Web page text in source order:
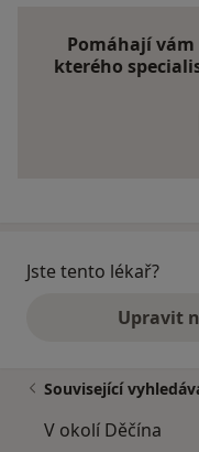
Pomáhají
kterého
Jste tento lékař?
Upravit
Související
V okolí Děčína